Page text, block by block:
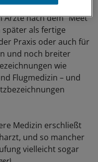
Ärzte nach dem "Meet
als fertige
Praxis oder auch für
und noch breiter
wie
Flugmedizin – und
Medizin erschließt
und so mancher
vielleicht sogar